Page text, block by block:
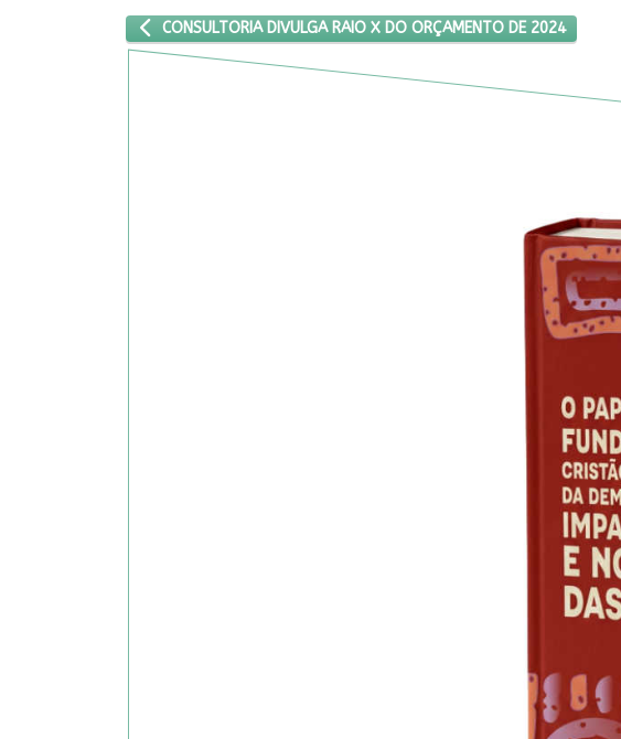
ARTIGO ANTERIOR: CONSULTORIA DIVULGA RAIO X DO ORÇAMENTO
CONSULTORIA DIVULGA RAIO X DO ORÇAMENTO DE 2024